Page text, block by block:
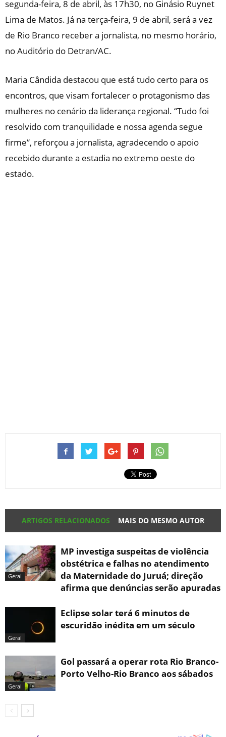
segunda-feira, 8 de abril, às 17h30, no Ginásio Ruynet
Lima de Matos. Já na terça-feira, 9 de abril, será a vez
de Rio Branco receber a jornalista, no mesmo horário,
no Auditório do Detran/AC.
Maria Cândida destacou que está tudo certo para os
encontros, que visam fortalecer o protagonismo das
mulheres no cenário da liderança regional. “Tudo foi
resolvido com tranquilidade e nossa agenda segue
firme”, reforçou a jornalista, agradecendo o apoio
recebido durante a estadia no extremo oeste do
estado.
ARTIGOS RELACIONADOS MAIS DO MESMO AUTOR
Geral
MP investiga suspeitas de violência
obstétrica e falhas no atendimento
da Maternidade do Juruá; direção
afirma que denúncias serão apuradas
Geral
Eclipse solar terá 6 minutos de
escuridão inédita em um século
Geral
Gol passará a operar rota Rio Branco-
Porto Velho-Rio Branco aos sábados